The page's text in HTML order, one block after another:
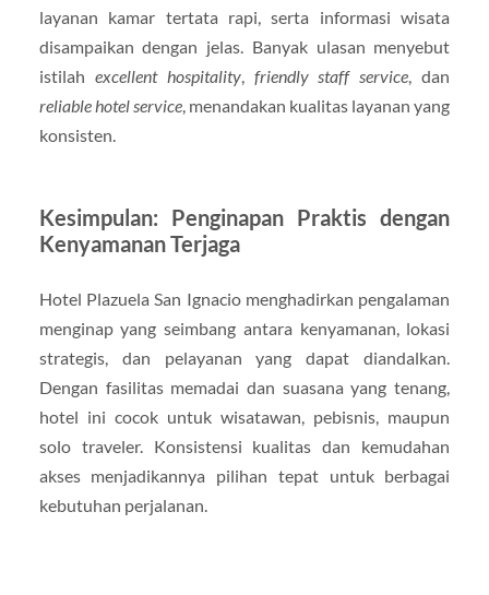
layanan kamar tertata rapi, serta informasi wisata
disampaikan dengan jelas. Banyak ulasan menyebut
istilah excellent hospitality, friendly staff service, dan
reliable hotel service, menandakan kualitas layanan yang
konsisten.
Kesimpulan: Penginapan Praktis dengan
Kenyamanan Terjaga
Hotel Plazuela San Ignacio menghadirkan pengalaman
menginap yang seimbang antara kenyamanan, lokasi
strategis, dan pelayanan yang dapat diandalkan.
Dengan fasilitas memadai dan suasana yang tenang,
hotel ini cocok untuk wisatawan, pebisnis, maupun
solo traveler. Konsistensi kualitas dan kemudahan
akses menjadikannya pilihan tepat untuk berbagai
kebutuhan perjalanan.